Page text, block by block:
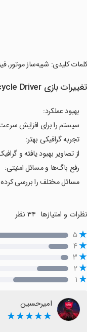
‏کلمات کلیدی: شبیه‌ساز
تغییرات بازی Fast Motorcycle Driver در نسخه جدید
بهبود عملکرد:
سیستم را برای افزایش
تجربه گرافیکی بهتر:
از تصاویر بهبود یافته و
رفع باگ‌ها و مسائل امنیتی:
مسائل مختلف را بررسی
نظرات و امتیازها
۵
۴
۳
۲
۱
امیرحسین
★★★★★